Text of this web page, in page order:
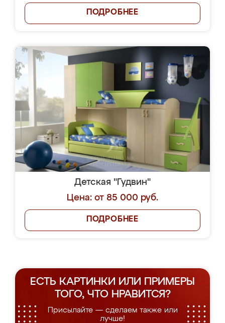
ПОДРОБНЕЕ
Детская "Гудвин"
Цена: от 85 000 руб.
ПОДРОБНЕЕ
ЕСТЬ КАРТИНКИ ИЛИ ПРИМЕРЫ
ТОГО, ЧТО НРАВИТСЯ?
Присылайте — сделаем также или
лучше!